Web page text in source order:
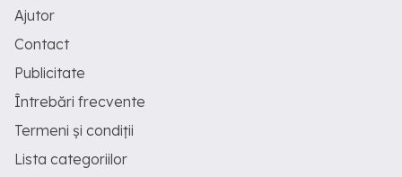
Ajutor
Contact
Publicitate
Întrebări frecvente
Termeni și condiții
Lista categoriilor